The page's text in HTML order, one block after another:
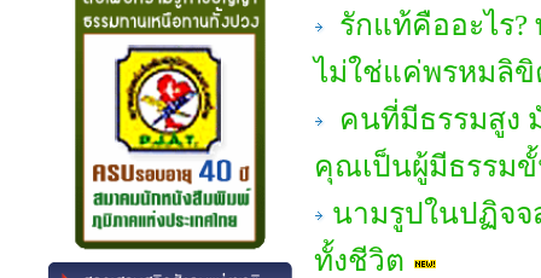
รักแท้คืออะไร
ไม่ใช่แค่พรหมลิ
คนที่มีธรรมสูง
คุณเป็นผู้มีธรรม
นามรูปในปฏิจจ
ทั้งชีวิต